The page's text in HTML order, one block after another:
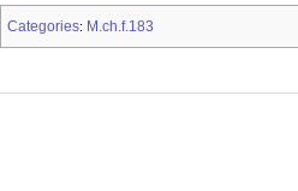
Categories: M.ch.f.183